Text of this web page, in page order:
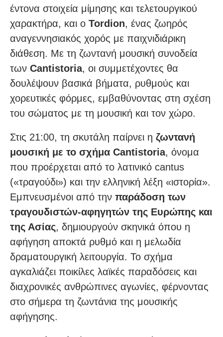
έντονα στοιχεία μίμησης και τελετουργικού
χαρακτήρα, και ο Tordion, ένας ζωηρός
αναγεννησιακός χορός με παιχνιδιάρικη
διάθεση. Με τη ζωντανή μουσική συνοδεία
των Cantistoria, οι συμμετέχοντες θα
δουλέψουν βασικά βήματα, ρυθμούς και
χορευτικές φόρμες, εμβαθύνοντας στη σχέση
του σώματος με τη μουσική και τον χώρο.
Στις 21:00, τη σκυτάλη παίρνει η ζωντανή
μουσική με το σχήμα Cantistoria, όνομα
που προέρχεται από το λατινικό cantus
(«τραγούδι») και την ελληνική λέξη «ιστορία».
Εμπνευσμένοι από την παράδοση των
τραγουδιστών-αφηγητών της Ευρώπης και
της Ασίας, δημιουργούν σκηνικά όπου η
αφήγηση αποκτά ρυθμό και η μελωδία
δραματουργική λειτουργία. Το σχήμα
αγκαλιάζει ποικίλες λαϊκές παραδόσεις και
διαχρονικές ανθρώπινες αγωνίες, φέρνοντας
στο σήμερα τη ζωντάνια της μουσικής
αφήγησης.